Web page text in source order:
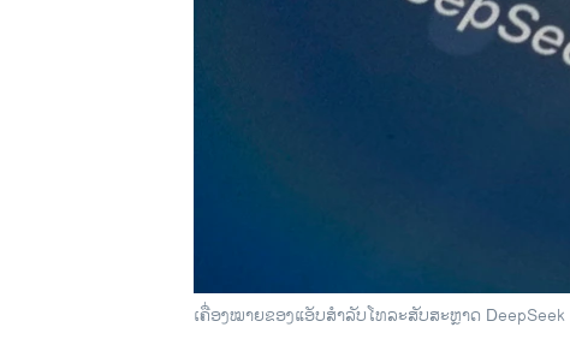
ເຄື່ອງໝາຍຂອງແອັບສໍາລັບໂທລະສັບສະຫຼາດ